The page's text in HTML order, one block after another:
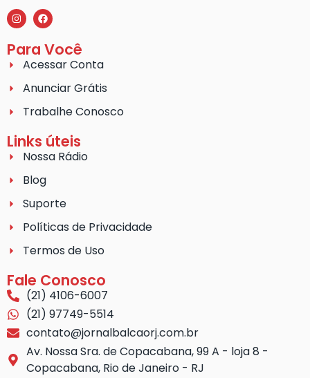
Para Você
Acessar Conta
Anunciar Grátis
Trabalhe Conosco
Links úteis
Nossa Rádio
Blog
Suporte
Políticas de Privacidade
Termos de Uso
Fale Conosco
(21) 4106-6007
(21) 97749-5514
contato@jornalbalcaorj.com.br
Av. Nossa Sra. de Copacabana, 99 A - loja 8 -
Copacabana, Rio de Janeiro - RJ